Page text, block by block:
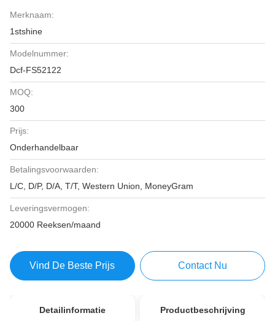
Merknaam:
1stshine
Modelnummer:
Dcf-FS52122
MOQ:
300
Prijs:
Onderhandelbaar
Betalingsvoorwaarden:
L/C, D/P, D/A, T/T, Western Union, MoneyGram
Leveringsvermogen:
20000 Reeksen/maand
Vind De Beste Prijs Contact Nu
Detailinformatie Productbeschrijving